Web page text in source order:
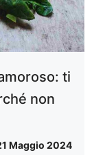
ti
non
Maggio 2024